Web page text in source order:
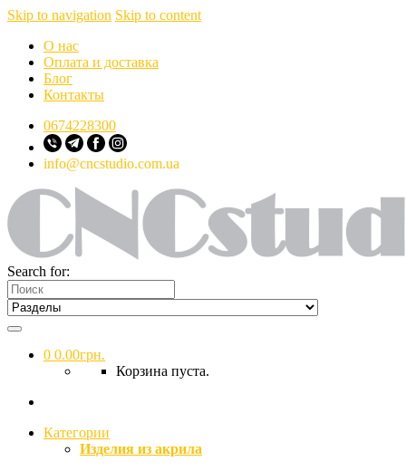
Skip to navigation Skip to content
О нас
Оплата и доставка
Блог
Контакты
0674228300
info@cncstudio.com.ua
Search for:
0 0.00грн.
Корзина пуста.
Категории
Изделия из акрила